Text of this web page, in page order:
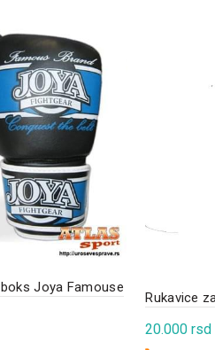
Joya Famouse
Rukavice
20.000rsd